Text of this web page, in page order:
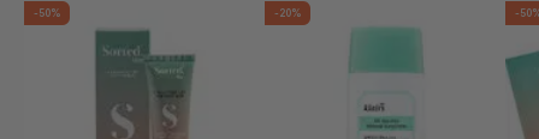
-50% -20% -